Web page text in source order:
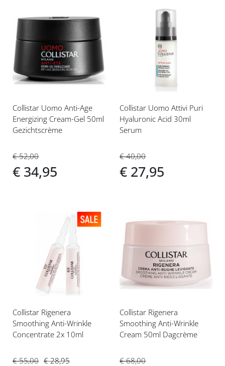
toe
verlanglijst
Collistar Uomo Anti-Age
Energizing Cream-Gel 50ml
Gezichtscrème
€ 52,00
€ 34,95
verlanglijst
Collistar Uomo Attivi Puri
Hyaluronic Acid 30ml
Serum
€ 40,00
€ 27,95
verlanglijst
Collistar Rigenera
Smoothing Anti-Wrinkle
Concentrate 2x 10ml
€ 55,00 € 28,95
verlanglijst
Collistar Rigenera
Smoothing Anti-Wrinkle
Cream 50ml Dagcrème
€ 68,00